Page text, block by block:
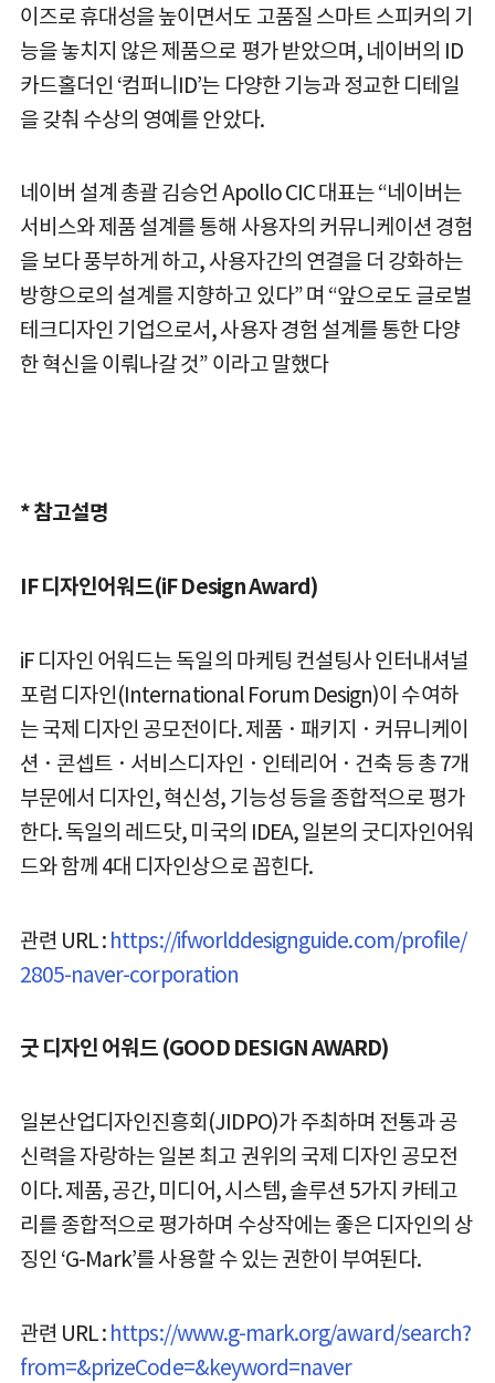
이즈로 휴대성을 높이면서도 고품질 스마트 스피커의 기
능을 놓치지 않은 제품으로 평가 받았으며, 네이버의 ID
카드홀더인 ‘컴퍼니ID’는 다양한 기능과 정교한 디테일
을 갖춰 수상의 영예를 안았다.
네이버 설계 총괄 김승언 Apollo CIC 대표는 “네이버는
서비스와 제품 설계를 통해 사용자의 커뮤니케이션 경험
을 보다 풍부하게 하고, 사용자간의 연결을 더 강화하는
방향으로의 설계를 지향하고 있다” 며 “앞으로도 글로벌
테크디자인 기업으로서, 사용자 경험 설계를 통한 다양
한 혁신을 이뤄나갈 것” 이라고 말했다
* 참고설명
IF 디자인어워드(iF Design Award)
iF 디자인 어워드는 독일의 마케팅 컨설팅사 인터내셔널
포럼 디자인(International Forum Design)이 수여하
는 국제 디자인 공모전이다. 제품 · 패키지 · 커뮤니케이
션 · 콘셉트 · 서비스디자인 · 인테리어 · 건축 등 총 7개
부문에서 디자인, 혁신성, 기능성 등을 종합적으로 평가
한다. 독일의 레드닷, 미국의 IDEA, 일본의 굿디자인어워
드와 함께 4대 디자인상으로 꼽힌다.
관련 URL : https://ifworlddesignguide.com/profile/
2805-naver-corporation
굿 디자인 어워드 (GOOD DESIGN AWARD)
일본산업디자인진흥회(JIDPO)가 주최하며 전통과 공
신력을 자랑하는 일본 최고 권위의 국제 디자인 공모전
이다. 제품, 공간, 미디어, 시스템, 솔루션 5가지 카테고
리를 종합적으로 평가하며 수상작에는 좋은 디자인의 상
징인 ‘G-Mark’를 사용할 수 있는 권한이 부여된다.
관련 URL : https://www.g-mark.org/award/search?
from=&prizeCode=&keyword=naver